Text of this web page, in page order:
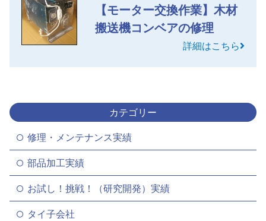
【モーター交換作業】木材
搬送機コンベアの修理
詳細はこちら
カテゴリー
修理・メンテナンス実績
部品加工実績
お試し！挑戦！（研究開発）実績
タイ子会社